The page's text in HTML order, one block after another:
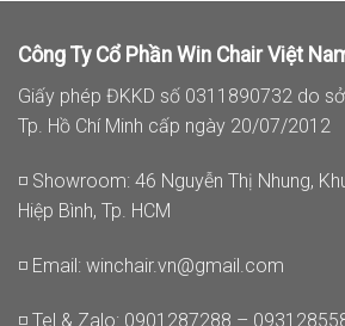
Công Ty Cổ Phần Win Chair Việt
Giấy phép ĐKKD số 0311890732 do
Tp. Hồ Chí Minh cấp ngày 20/07/2012
◽ Showroom: 46 Nguyễn Thị Nhung,
Hiệp Bình, Tp. HCM
◽ Email: winchair.vn@gmail.com
◽ Tel & Zalo: 0901287288 –